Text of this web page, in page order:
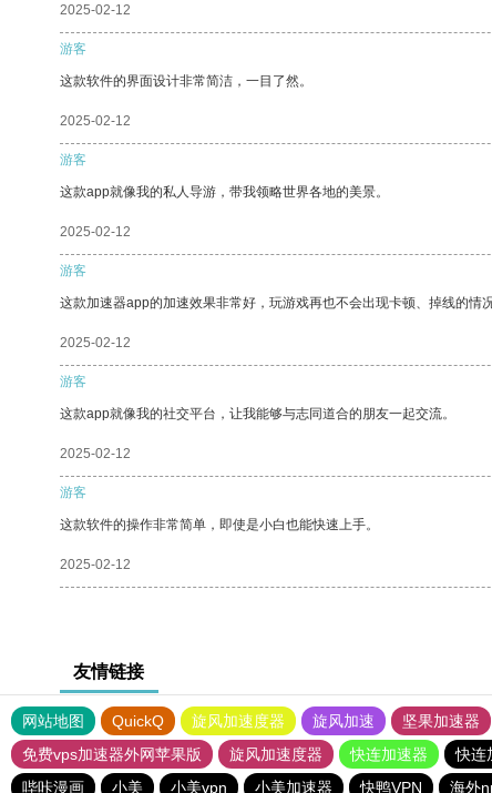
2025-02-12
游客
这款软件的界面设计非常简洁，一目了然。
2025-02-12
游客
这款app就像我的私人导游，带我领略世界各地的美景。
2025-02-12
游客
这款加速器app的加速效果非常好，玩游戏再也不会出现卡顿、掉线的情
2025-02-12
游客
这款app就像我的社交平台，让我能够与志同道合的朋友一起交流。
2025-02-12
游客
这款软件的操作非常简单，即使是小白也能快速上手。
2025-02-12
友情链接
网站地图 QuickQ 旋风加速度器 旋风加速 坚果加速器
免费vps加速器外网苹果版
旋风加速度器 快连加速器 快连
哔咔漫画
小美 小美vpn 小美加速器 快鸭VPN 海外